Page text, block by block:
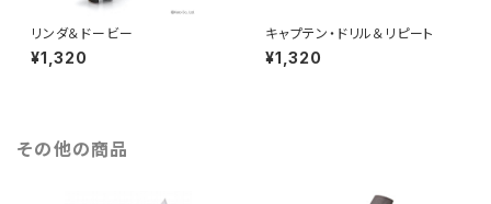
リンダ＆ドービー
¥1,320
キャプテン・ドリル＆リピート
¥1,320
その他の商品